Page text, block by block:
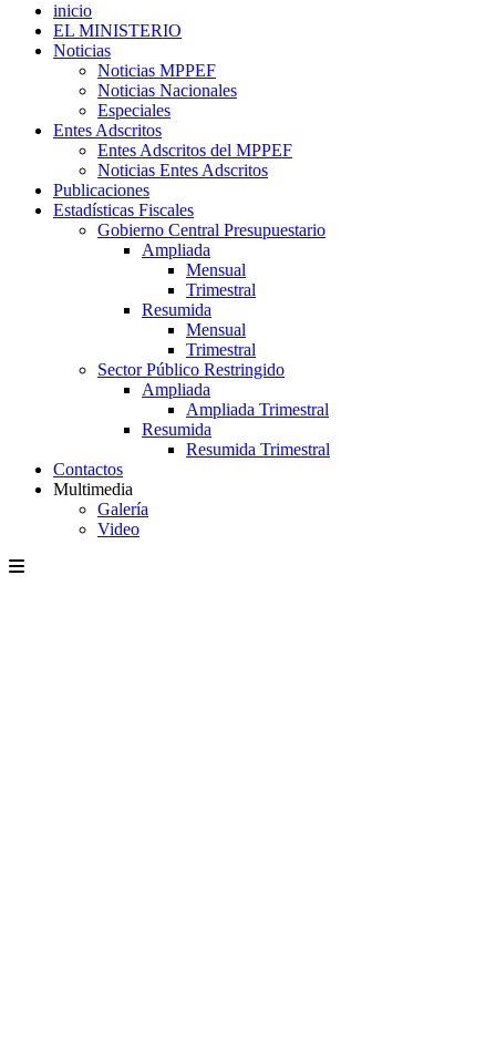
inicio
EL MINISTERIO
Noticias
Noticias MPPEF
Noticias Nacionales
Especiales
Entes Adscritos
Entes Adscritos del MPPEF
Noticias Entes Adscritos
Publicaciones
Estadísticas Fiscales
Gobierno Central Presupuestario
Ampliada
Mensual
Trimestral
Resumida
Mensual
Trimestral
Sector Público Restringido
Ampliada
Ampliada Trimestral
Resumida
Resumida Trimestral
Contactos
Multimedia
Galería
Video